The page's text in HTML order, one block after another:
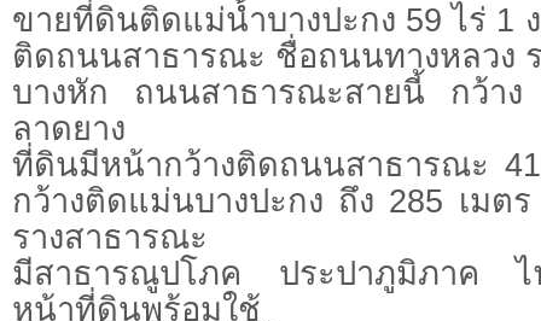
ขายที่ดินติดแม่น้ำบางปะกง 59 ไร่ 1
ติดถนนสาธารณะ ชื่อถนนทางหลวง
บางหัก ถนนสาธารณะสายนี้ กว้า
ลาดยาง
ที่ดินมีหน้ากว้างติดถนนสาธารณะ
กว้างติดแม่นบางปะกง ถึง 285 เมต
รางสาธารณะ
มีสาธารณูปโภค ประปาภูมิภาค
หน้าที่ดินพร้อมใช้